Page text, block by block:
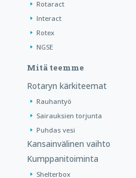
Rotaract
Interact
Rotex
NGSE
Mitä teemme
Rotaryn kärkiteemat
Rauhantyö
Sairauksien torjunta
Puhdas vesi
Kansainvälinen vaihto
Kumppanitoiminta
Shelterbox